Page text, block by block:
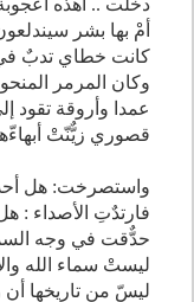
دخلت .. أهذه
أمْ بها بشر
كانت خطاي تدبٌ في
وكان المرمر
عمدا وأروقة تقود
قصوري زيٌّنّتْ
واستصرخت: هل
فارتدٌتِ الأصداء :
حدٌّقت في وجه
ليستْ سماء الله
ليسّ من تاريخها